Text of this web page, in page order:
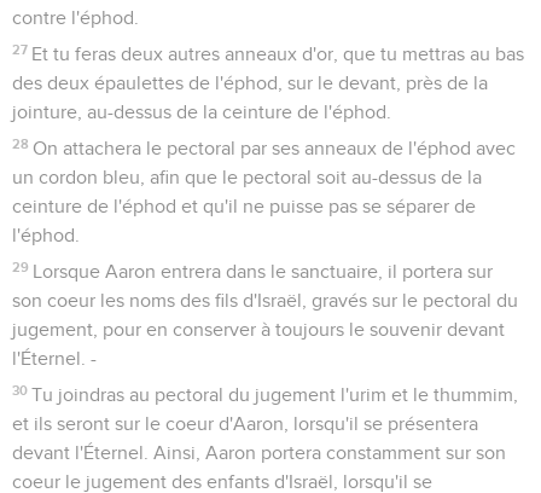
contre l'éphod.
27 Et tu feras deux autres anneaux d'or, que tu mettras au bas
des deux épaulettes de l'éphod, sur le devant, près de la
jointure, au-dessus de la ceinture de l'éphod.
28 On attachera le pectoral par ses anneaux de l'éphod avec
un cordon bleu, afin que le pectoral soit au-dessus de la
ceinture de l'éphod et qu'il ne puisse pas se séparer de
l'éphod.
29 Lorsque Aaron entrera dans le sanctuaire, il portera sur
son coeur les noms des fils d'Israël, gravés sur le pectoral du
jugement, pour en conserver à toujours le souvenir devant
l'Éternel. -
30 Tu joindras au pectoral du jugement l'urim et le thummim,
et ils seront sur le coeur d'Aaron, lorsqu'il se présentera
devant l'Éternel. Ainsi, Aaron portera constamment sur son
coeur le jugement des enfants d'Israël, lorsqu'il se